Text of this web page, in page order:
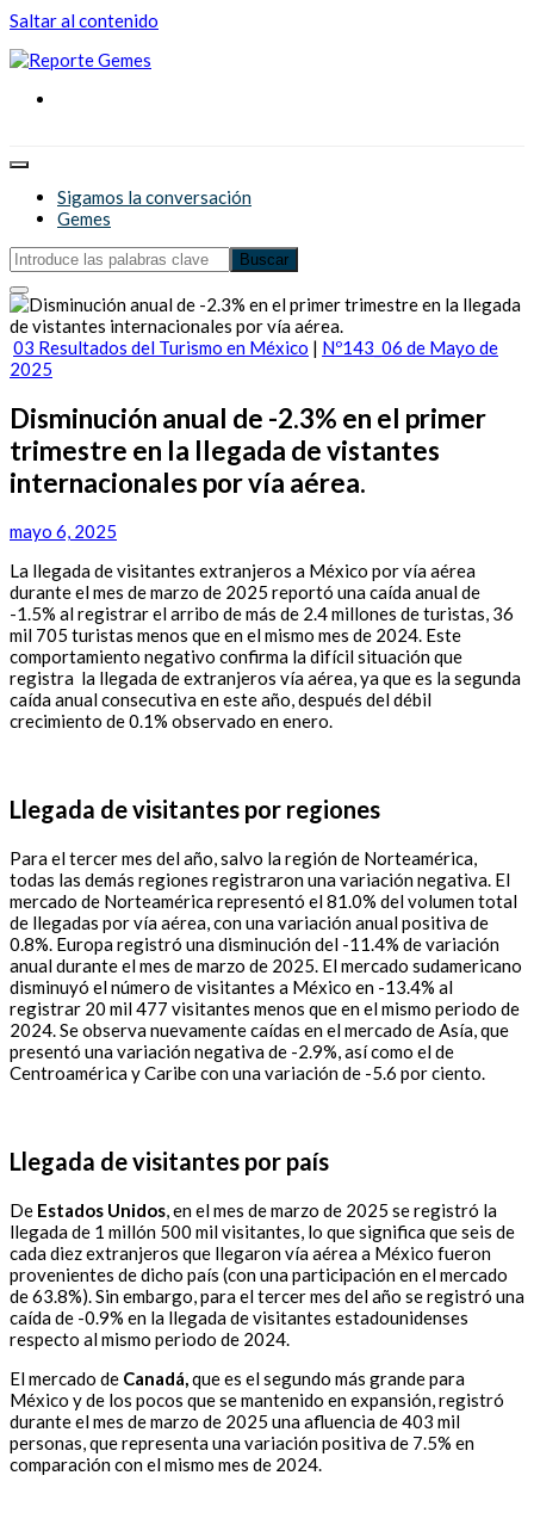
Saltar al contenido
Reporte Gemes
Sigamos la conversación
Gemes
03 Resultados del Turismo en México | Nº143_06 de Mayo de
2025
Disminución anual de -2.3% en el primer
trimestre en la llegada de vistantes
internacionales por vía aérea.
mayo 6, 2025
La llegada de visitantes extranjeros a México por vía aérea
durante el mes de marzo de 2025 reportó una caída anual de
-1.5% al registrar el arribo de más de 2.4 millones de turistas, 36
mil 705 turistas menos que en el mismo mes de 2024. Este
comportamiento negativo confirma la difícil situación que
registra la llegada de extranjeros vía aérea, ya que es la segunda
caída anual consecutiva en este año, después del débil
crecimiento de 0.1% observado en enero.
Llegada de visitantes por regiones
Para el tercer mes del año, salvo la región de Norteamérica,
todas las demás regiones registraron una variación negativa. El
mercado de Norteamérica representó el 81.0% del volumen total
de llegadas por vía aérea, con una variación anual positiva de
0.8%. Europa registró una disminución del -11.4% de variación
anual durante el mes de marzo de 2025. El mercado sudamericano
disminuyó el número de visitantes a México en -13.4% al
registrar 20 mil 477 visitantes menos que en el mismo periodo de
2024. Se observa nuevamente caídas en el mercado de Asía, que
presentó una variación negativa de -2.9%, así como el de
Centroamérica y Caribe con una variación de -5.6 por ciento.
Llegada de visitantes por país
De Estados Unidos, en el mes de marzo de 2025 se registró la
llegada de 1 millón 500 mil visitantes, lo que significa que seis de
cada diez extranjeros que llegaron vía aérea a México fueron
provenientes de dicho país (con una participación en el mercado
de 63.8%). Sin embargo, para el tercer mes del año se registró una
caída de -0.9% en la llegada de visitantes estadounidenses
respecto al mismo periodo de 2024.
El mercado de Canadá,que es el segundo más grande para
México y de los pocos que se mantenido en expansión, registró
durante el mes de marzo de 2025 una afluencia de 403 mil
personas, que representa una variación positiva de 7.5% en
comparación con el mismo mes de 2024.